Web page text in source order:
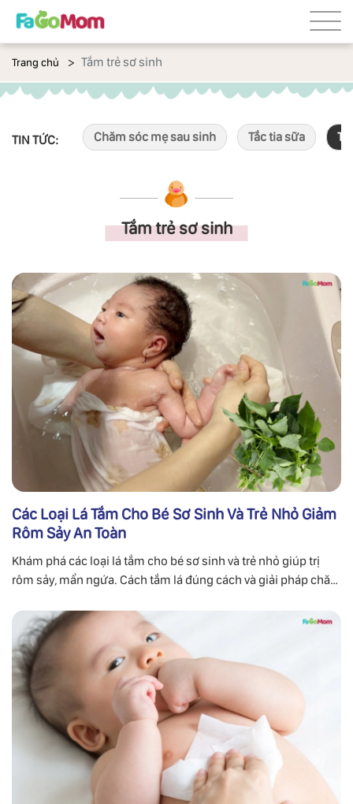
Trang chủ Tắm trẻ sơ sinh
TIN TỨC: Chăm sóc mẹ sau sinh Tắc tia sữa
Tắm trẻ sơ sinh
Các Loại Lá Tắm Cho Bé Sơ Sinh Và Trẻ Nhỏ Giảm
Rôm Sảy An Toàn
Khám phá các loại lá tắm cho bé sơ sinh và trẻ nhỏ giúp trị
rôm sảy, mẩn ngứa. Cách tắm lá đúng cách và giải pháp chăm